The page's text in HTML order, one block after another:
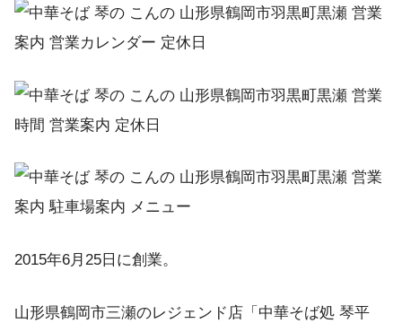
2015年6月25日に創業。
山形県鶴岡市三瀬のレジェンド店「中華そば処 琴平